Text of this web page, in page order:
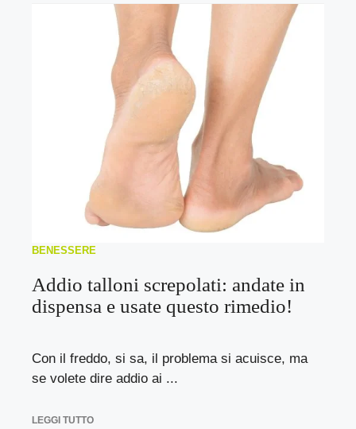
BENESSERE
Addio talloni screpolati: andate in
dispensa e usate questo rimedio!
Con il freddo, si sa, il problema si acuisce, ma
se volete dire addio ai ...
LEGGI TUTTO